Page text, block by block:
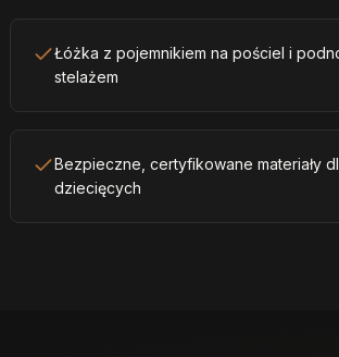
Łóżka z pojemnikiem na pościel i
stelażem
Bezpieczne, certyfikowane materiały
dziecięcych